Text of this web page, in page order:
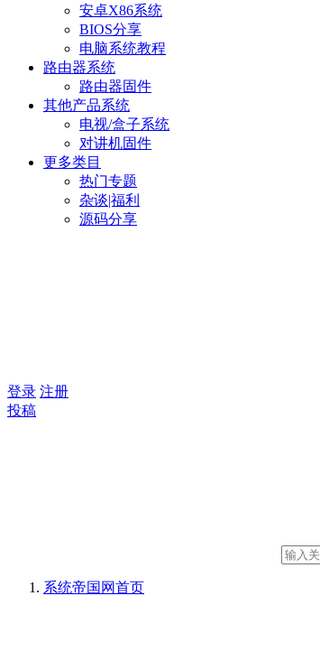
安卓X86系统
BIOS分享
电脑系统教程
路由器系统
路由器固件
其他产品系统
电视/盒子系统
对讲机固件
更多类目
热门专题
杂谈|福利
源码分享
登录 注册
投稿
系统帝国网首页